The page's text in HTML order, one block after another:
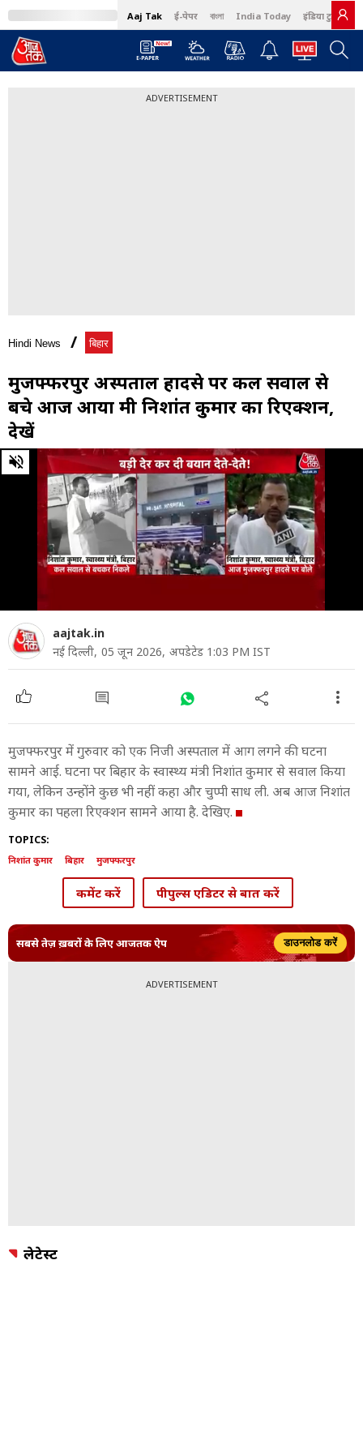
Aaj Tak ई-पेपर বাংলা India Today इंडिया टुडे हिंदी
ADVERTISEMENT
Hindi News बिहार
मुजफ्फरपुर अस्पताल हादसे पर कल सवाल से
बचे आज आया मंत्री न‍िशांत कुमार का रिएक्शन,
देखें
0
of
aajtak.in
नई द‍िल्ली, 05 जून 2026, अपडेटेड 1:03 PM IST
मुजफ्फरपुर में गुरुवार को एक निजी अस्पताल में आग लगने की घटना
सामने आई. घटना पर बिहार के स्वास्थ्य मंत्री निशांत कुमार से सवाल किया
गया, लेकिन उन्होंने कुछ भी नहीं कहा और चुप्पी साध ली. अब आज निशांत
कुमार का पहला रिएक्शन सामने आया है. देखिए.
TOPICS:
निशांत कुमार बिहार मुजफ्फरपुर
कमेंट करें पीपुल्स एडिटर से बात करें
सबसे तेज़ ख़बरों के लिए आजतक ऐप डाउनलोड करें
ADVERTISEMENT
लेटेस्ट